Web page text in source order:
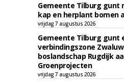
Gemeente Tilburg gunt
kap en herplant bomen
vrijdag 7 augustus 2026
Gemeente Tilburg gunt
verbindingszone
boslandschap Rugdijk
Groenprojecten
vrijdag 7 augustus 2026